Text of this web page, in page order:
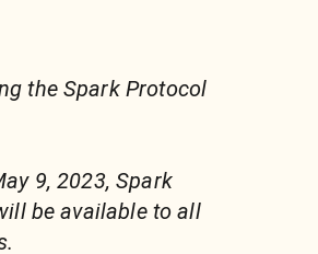
the Spark Protocol
9, 2023, Spark
be available to all